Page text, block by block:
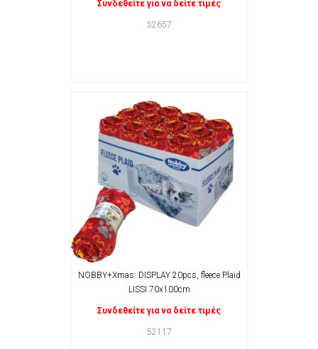
Συνδεθείτε για να δείτε τιμές
52657
NOBBY+Xmas: DISPLAY 20pcs, fleece Plaid
LISSI 70x100cm
Συνδεθείτε για να δείτε τιμές
52117